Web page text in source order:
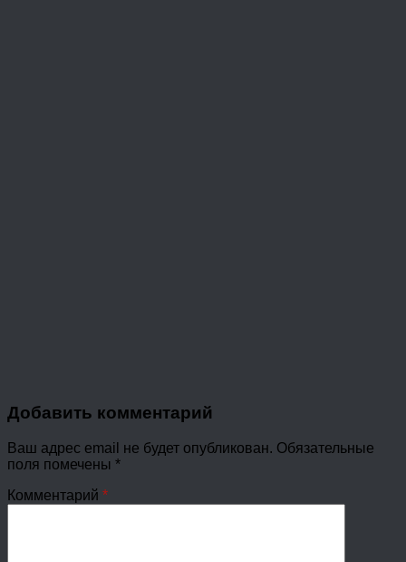
Добавить комментарий
Ваш адрес email не будет опубликован. Обязательные
поля помечены *
Комментарий *